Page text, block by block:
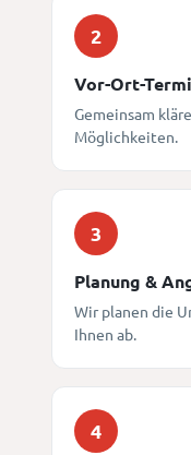
2
Vor-Ort-
Gemeinsam
Möglichkeiten.
3
Planung &
Wir planen die
Ihnen ab.
4